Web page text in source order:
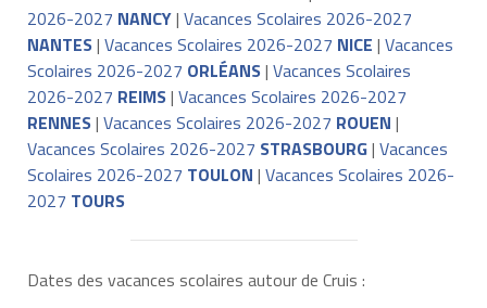
2026-2027 NANCY| Vacances Scolaires 2026-2027
NANTES| Vacances Scolaires 2026-2027 NICE | Vacances
Scolaires 2026-2027 ORLÉANS| Vacances Scolaires
2026-2027 REIMS| Vacances Scolaires 2026-2027
RENNES| Vacances Scolaires 2026-2027 ROUEN |
Vacances Scolaires 2026-2027 STRASBOURG| Vacances
Scolaires 2026-2027 TOULON | Vacances Scolaires 2026-
2027 TOURS
Dates des vacances scolaires autour de Cruis :